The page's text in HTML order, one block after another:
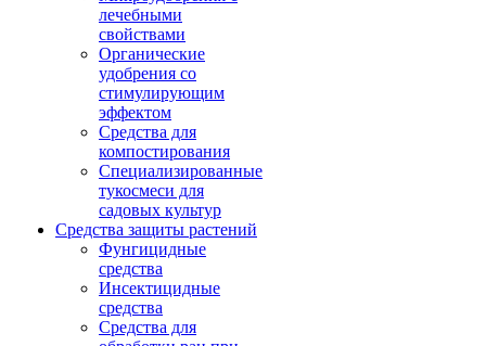
лечебными
свойствами
Органические
удобрения со
стимулирующим
эффектом
Средства для
компостирования
Специализированные
тукосмеси для
садовых культур
Средства защиты растений
Фунгицидные
средства
Инсектицидные
средства
Средства для